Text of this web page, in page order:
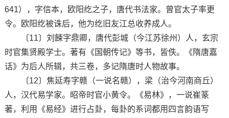
641），字信本，欧阳纥之子，唐代书法家。曾官太子率更
令。欧阳纥被诛后，他为纥旧友江总收养成人。
〔11〕刘餗字鼎卿，唐代彭城（今江苏徐州）人，玄宗
时官集贤殿学士。著有《国朝传记》等书，皆佚。《隋唐嘉
话》为后人所辑，共三卷，多记隋唐时人物故事。
〔12〕焦延寿字赣（一说名赣），梁（治今河南商丘）
人，汉代易学家。昭帝时官小黄令。《易林》，一说崔篆
著，利用《易经》进行占卦，每卦的系词都用四言韵语写